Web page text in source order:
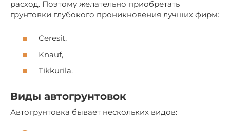
расход. Поэтому желательно приобретать
грунтовки глубокого проникновения лучших фирм:
Ceresit,
Knauf,
Tikkurila.
Виды автогрунтовок
Автогрунтовка бывает нескольких видов: